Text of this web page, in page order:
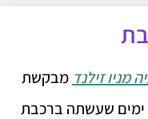
מניו זילנד מבקשת
הפעם לשתף בחוויות מטיול בן 16 ימים שעשתה ברכבת